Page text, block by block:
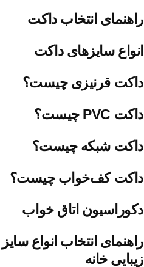
راهنمای انتخاب داکت
انواع سایزهای داکت
داکت قرنیزی چیست؟
داکت PVC چیست؟
داکت شبکه چیست؟
داکت کف‌خواب چیست؟
دکوراسیون اتاق خواب
راهنمای انتخاب انواع
زیبایی خانه